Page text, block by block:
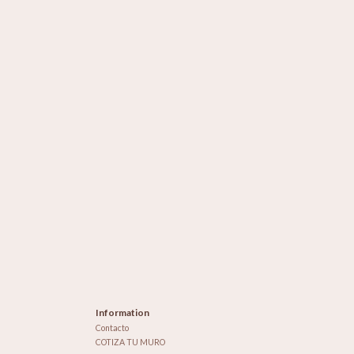
Information
Contacto
COTIZA TU MURO